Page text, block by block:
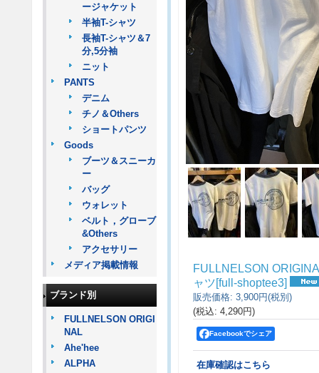
ージャケット
半袖T-シャツ
長袖T-シャツ＆7
分,5分袖
ニット
PANTS
デニム
チノ＆Others
ショートパンツ
Goods
ブーツ＆スニーカ
ー
バッグ
ウォレット
ベルト，グローブ
&Others
アクセサリー
メディア掲載情報
ブランド別
FULLNELSON ORIGI
NAL
Ahe'hee
ALPHA
FULLNELSON
ャツ[full-shoptee3]
販売価格: 3,900円(税別)
(税込: 4,290円)
Facebookでシェア
在庫確認はこちら